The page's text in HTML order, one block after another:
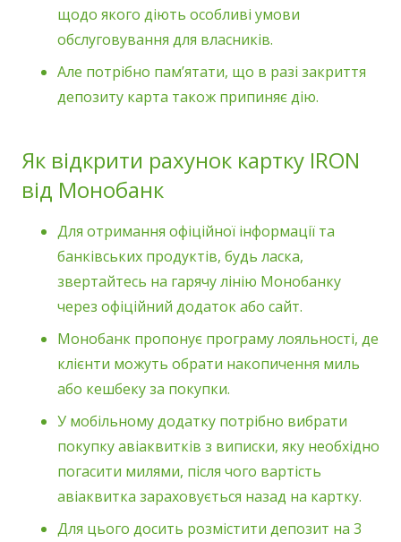
щодо якого діють особливі умови
обслуговування для власників.
Але потрібно пам’ятати, що в разі закриття
депозиту карта також припиняє дію.
Як відкрити рахунок картку IRON
від Монобанк
Для отримання офіційної інформації та
банківських продуктів, будь ласка,
звертайтесь на гарячу лінію Монобанку
через офіційний додаток або сайт.
Монобанк пропонує програму лояльності, де
клієнти можуть обрати накопичення миль
або кешбеку за покупки.
У мобільному додатку потрібно вибрати
покупку авіаквитків з виписки, яку необхідно
погасити милями, після чого вартість
авіаквитка зараховується назад на картку.
Для цього досить розмістити депозит на 3